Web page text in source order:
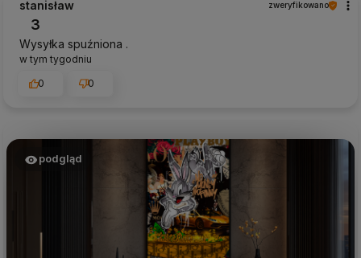
stanisław zweryfikowano
3
Wysyłka spuźniona .
w tym tygodniu
0
0
podgląd